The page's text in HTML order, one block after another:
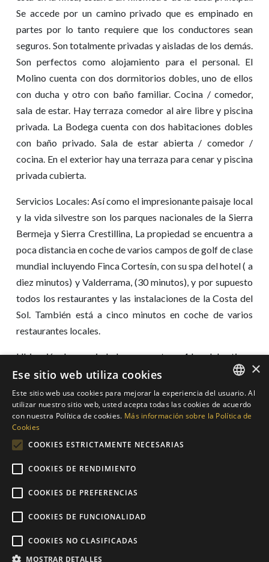
Se accede por un camino privado que es empinado en
partes por lo tanto requiere que los conductores sean
seguros. Son totalmente privadas y aisladas de los demás.
Son perfectos como alojamiento para el personal. El
Molino cuenta con dos dormitorios dobles, uno de ellos
con ducha y otro con baño familiar. Cocina / comedor,
sala de estar. Hay terraza comedor al aire libre y piscina
privada. La Bodega cuenta con dos habitaciones dobles
con baño privado. Sala de estar abierta / comedor /
cocina. En el exterior hay una terraza para cenar y piscina
privada cubierta.
Servicios Locales: Así como el impresionante paisaje local
y la vida silvestre son los parques nacionales de la Sierra
Bermeja y Sierra Crestillina, La propiedad se encuentra a
poca distancia en coche de varios campos de golf de clase
mundial incluyendo Finca Cortesín, con su spa del hotel ( a
diez minutos) y Valderrama, (30 minutos), y por supuesto
todos los restaurantes y las instalaciones de la Costa del
Sol. También está a cinco minutos en coche de varios
restaurantes locales.
Ubicación: La propiedad se encuentra a 4 km del antiguo
pueblo blanco de Casares, a 10 km de la playa, a 20
minutos en coche de Estepona, a 30 minutos de
Sotogrande, 35 minutos de Marbella, a 45 minutos a
Gibraltar (aeropuerto) y 1 hora al aeropuerto de Málaga.
COMPARTIR
Añadir a la lista
Contácteme sobre esta
ENGLISH
SPANISH
×
Ese sitio web utiliza cookies
Este sitio web usa cookies para mejorar la experiencia del usuario. Al
utilizar nuestro sitio web, usted acepta todas las cookies de acuerdo
con nuestra Política de cookies. Más información sobre la Política de
Cookies
COOKIES ESTRICTAMENTE NECESARIAS
COOKIES DE RENDIMIENTO
COOKIES DE PREFERENCIAS
COOKIES DE FUNCIONALIDAD
COOKIES NO CLASIFICADAS
MOSTRAR DETALLES